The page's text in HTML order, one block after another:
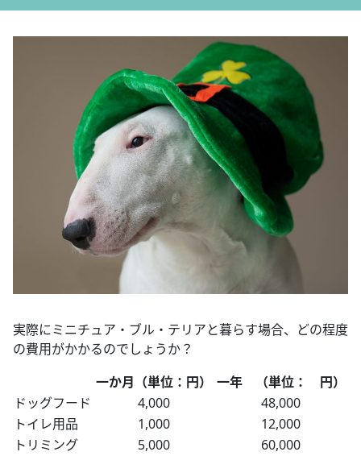
実際にミニチュア・ブル・テリアと暮らす場合、どの程度
の費用がかかるのでしょうか？
一か月（単位：円）
一年 （単位： 円）
ドッグフード
4,000
48,000
トイレ用品
1,000
12,000
トリミング
5,000
60,000